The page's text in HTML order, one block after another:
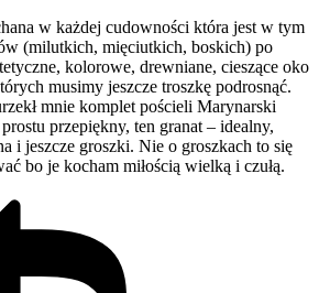
w każdej cudowności która jest w tym
(milutkich, mięciutkich, boskich) po
kolorowe, drewniane, cieszące oko
musimy jeszcze troszkę podrosnąć.
mnie komplet pościeli Marynarski
przepiękny, ten granat – idealny,
i jeszcze groszki. Nie o groszkach to się
bo je kocham miłością wielką i czułą.